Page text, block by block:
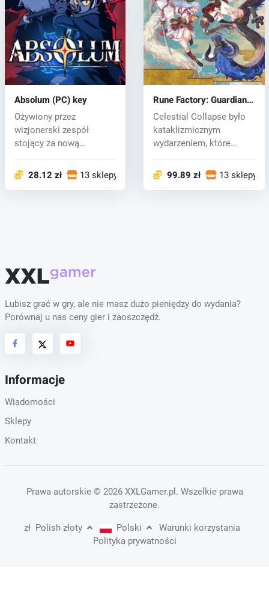
Absolum (PC) key
Ożywiony przez
wizjonerski zespół
stojący za nową
scroll...
28.12 zł 13 sklepy
Rune Factory: Guardians
of Azuma (PC) key
Celestial Collapse było
kataklizmicznym
wydarzeniem, które
99.89 zł 13 sklepy
Lubisz grać w gry, ale nie masz dużo pieniędzy do wydania?
Porównaj u nas ceny gier i zaoszczędź.
Informacje
Wiadomości
Sklepy
Kontakt
Prawa autorskie © 2026 XXLGamer.pl . Wszelkie prawa
zastrzeżone.
zł Polish złoty Polski
Warunki korzystania
Polityka prywatności